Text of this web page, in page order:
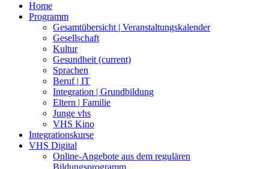
Home
Programm
Gesamtübersicht | Veranstaltungskalender
Gesellschaft
Kultur
Gesundheit (current)
Sprachen
Beruf | IT
Integration | Grundbildung
Eltern | Familie
Junge vhs
VHS Kino
Integrationskurse
VHS Digital
Online-Angebote aus dem regulären
Bildungsprogramm